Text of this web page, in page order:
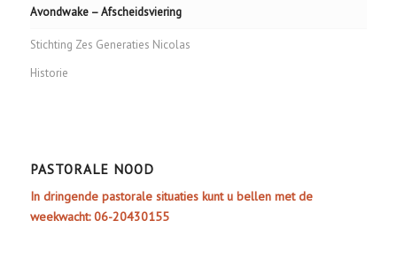
Avondwake – Afscheidsviering
Stichting Zes Generaties Nicolas
Historie
PASTORALE NOOD
In dringende pastorale situaties kunt u bellen met de
weekwacht: 06-20430155